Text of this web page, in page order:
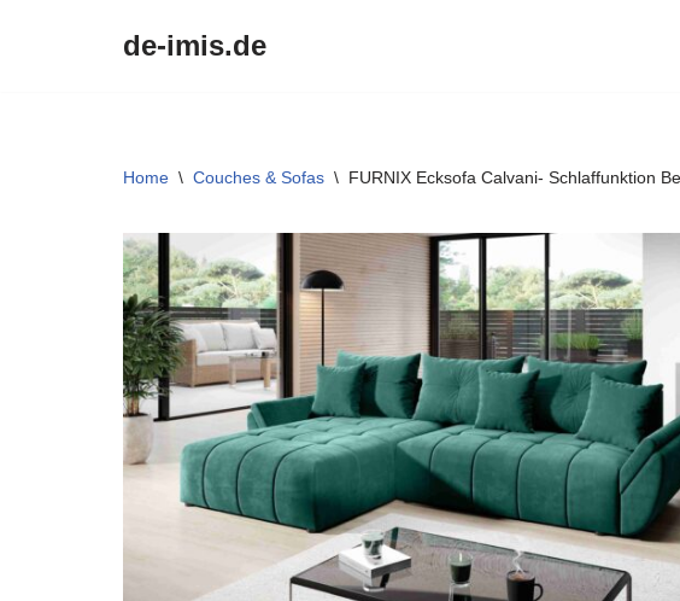
de-imis.de
Home \ Couches & Sofas \ FURNIX Ecksofa Calvani- Schlaffunktion